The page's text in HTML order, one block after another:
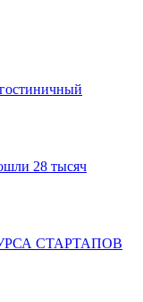
28 тысяч
СТАРТАПОВ